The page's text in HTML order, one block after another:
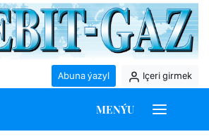
Abuna ýazyl Içeri girmek
MENÝU